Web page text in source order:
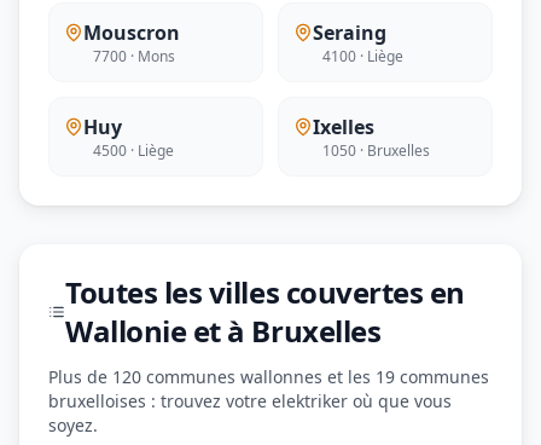
Mouscron
7700 · Mons
Seraing
4100 · Liège
Huy
4500 · Liège
Ixelles
1050 · Bruxelles
Toutes les villes couvertes en
Wallonie et à Bruxelles
Plus de 120 communes wallonnes et les 19 communes
bruxelloises : trouvez votre elektriker où que vous
soyez.